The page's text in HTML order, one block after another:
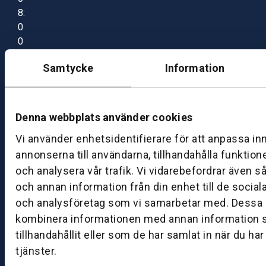
Samtycke Information
Denna webbplats använder cookies
Vi använder enhetsidentifierare för att anpassa
annonserna till användarna, tillhandahålla
och analysera vår trafik. Vi vidarebefordrar även
och annan information från din enhet till de
och analysföretag som vi samarbetar med. Dessa
kombinera informationen med annan information
tillhandahållit eller som de har samlat in när du
tjänster.
8:
0
0
7:
0
B
S
k
ö
v
d